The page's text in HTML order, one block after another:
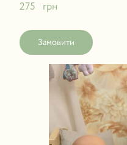
275   грн
Замовити